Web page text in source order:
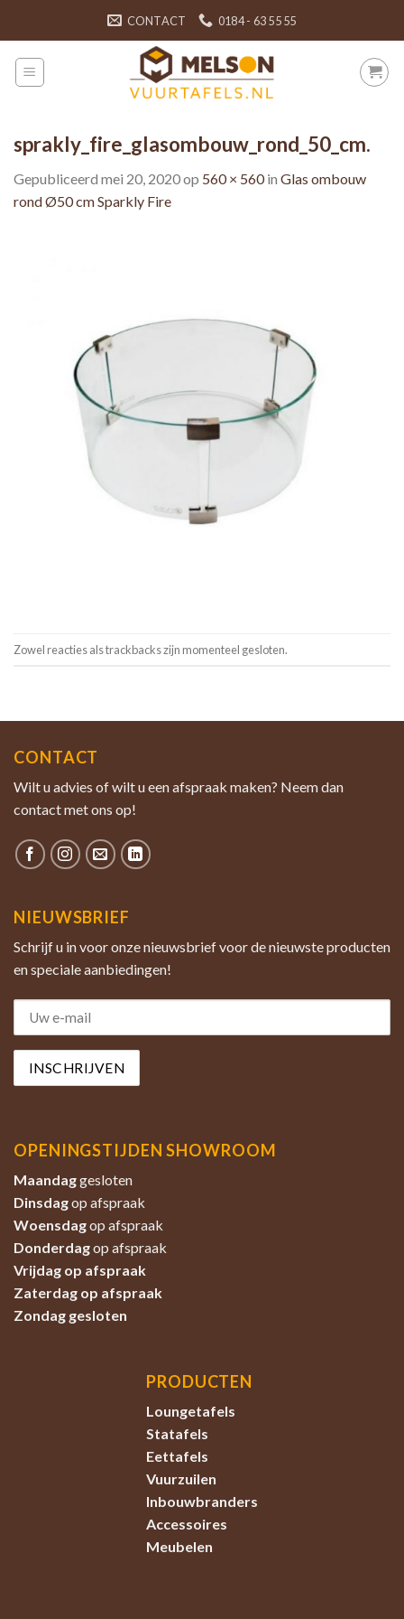
content
CONTACT 0184 - 63 55 55
sprakly_fire_glasombouw_rond_50_cm.
Gepubliceerd mei 20, 2020op 560 × 560in Glas ombouw
rond Ø50 cm Sparkly Fire
Zowel reacties als trackbacks zijn momenteel gesloten.
CONTACT
Wilt u advies of wilt u een afspraak maken? Neem dan
contact met ons op!
NIEUWSBRIEF
Schrijf u in voor onze nieuwsbrief voor de nieuwste producten
en speciale aanbiedingen!
OPENINGSTIJDEN SHOWROOM
Maandaggesloten
Dinsdagop afspraak
Woensdagop afspraak
Donderdagop afspraak
Vrijdag op afspraak
Zaterdag op afspraak
Zondag gesloten
PRODUCTEN
Loungetafels
Statafels
Eettafels
Vuurzuilen
Inbouwbranders
Accessoires
Meubelen